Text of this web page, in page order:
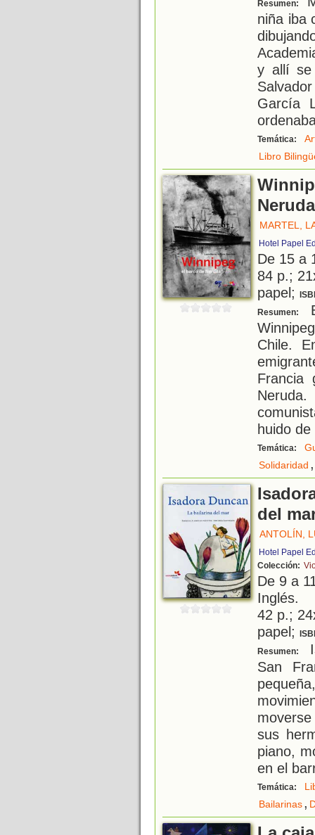
Resumen:
niña iba
y allí se
García
Temática:
Libro
Neruda
MARTEL,
Hotel Papel
De 15 a
84 p.;
papel;
Resumen:
Chile.
Francia
huido
Temática:
Solidaridad ,
del
ANTOLÍN,
Hotel Papel
Colección:
De 9 a
Inglés.
42 p.;
papel;
Resumen:
San
sus
piano,
en el
Temática:
Bailarinas,